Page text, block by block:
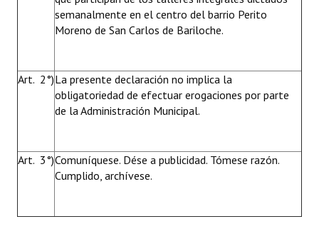
semanalmente en el centro del barrio Perito
Moreno de San Carlos de Bariloche.
Art. 2°)La presente declaración no implica la
obligatoriedad de efectuar erogaciones por parte
de la Administración Municipal.
Art. 3°)Comuníquese. Dése a publicidad. Tómese razón.
Cumplido, archívese.